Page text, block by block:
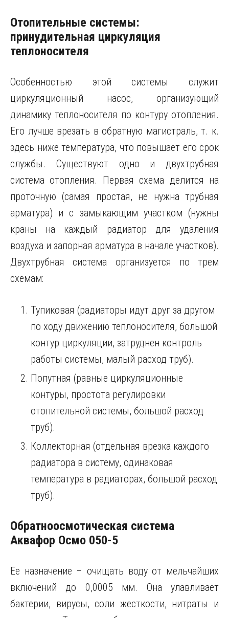
Отопительные системы:
принудительная циркуляция
теплоносителя
Особенностью этой системы служит
циркуляционный насос, организующий
динамику теплоносителя по контуру отопления.
Его лучше врезать в обратную магистраль, т. к.
здесь ниже температура, что повышает его срок
службы. Существуют одно и двухтрубная
система отопления. Первая схема делится на
проточную (самая простая, не нужна трубная
арматура) и с замыкающим участком (нужны
краны на каждый радиатор для удаления
воздуха и запорная арматура в начале участков).
Двухтрубная система организуется по трем
схемам:
Тупиковая (радиаторы идут друг за другом
по ходу движению теплоносителя, большой
контур циркуляции, затруднен контроль
работы системы, малый расход труб).
Попутная (равные циркуляционные
контуры, простота регулировки
отопительной системы, большой расход
труб).
Коллекторная (отдельная врезка каждого
радиатора в систему, одинаковая
температура в радиаторах, большой расход
труб).
Обратноосмотическая система
Аквафор Осмо 050-5
Ее назначение – очищать воду от мельчайших
включений до 0,0005 мм. Она улавливает
бактерии, вирусы, соли жесткости, нитраты и